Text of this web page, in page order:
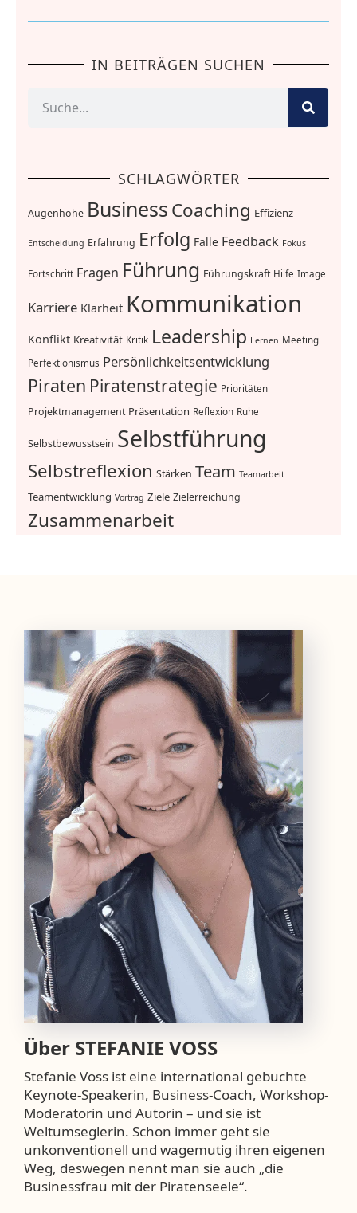
IN BEITRÄGEN SUCHEN
SCHLAGWÖRTER
Augenhöhe BusinessCoaching Effizienz
Entscheidung Erfahrung Erfolg Falle Feedback Fokus
Fortschritt Fragen Führung Führungskraft Hilfe Image
Karriere Klarheit Kommunikation
Konflikt Kreativität Kritik Leadership Lernen Meeting
Perfektionismus Persönlichkeitsentwicklung
Piraten Piratenstrategie Prioritäten
Projektmanagement Präsentation Reflexion Ruhe
Selbstbewusstsein Selbstführung
Selbstreflexion Stärken Team Teamarbeit
Teamentwicklung Vortrag Ziele Zielerreichung
Zusammenarbeit
Über STEFANIE VOSS
Stefanie Voss ist eine international gebuchte
Keynote-Speakerin, Business-Coach, Workshop-
Moderatorin und Autorin – und sie ist
Weltumseglerin. Schon immer geht sie
unkonventionell und wagemutig ihren eigenen
Weg, deswegen nennt man sie auch „die
Businessfrau mit der Piratenseele“.